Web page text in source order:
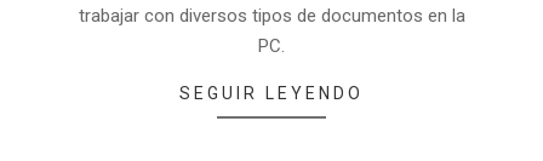
trabajar con diversos tipos de documentos en la
PC.
SEGUIR LEYENDO